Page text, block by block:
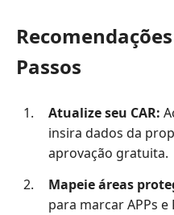
Passos
Atualize seu CAR:
insira dados da
aprovação gratuita.
Mapeie áreas
para marcar APPs e